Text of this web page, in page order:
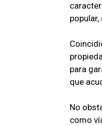
para
que
No
como